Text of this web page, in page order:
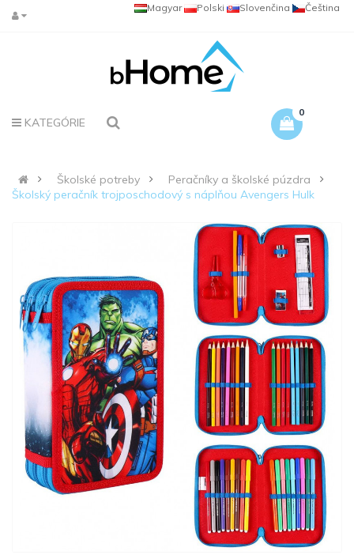
Čeština
Slovenčina
Polski
Magyar
KATEGÓRIE
0
Školské potreby
Peračníky a školské púzdra
Školský peračník trojposchodový s náplňou Avengers Hulk